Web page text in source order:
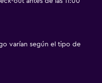
varían según el tipo de